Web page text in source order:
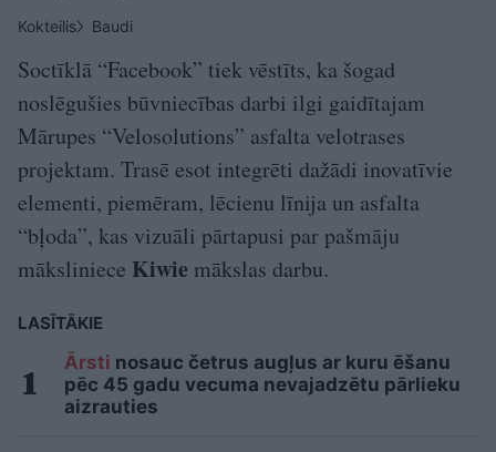
Kokteilis
Baudi
Soctīklā “Facebook” tiek vēstīts, ka šogad
noslēgušies būvniecības darbi ilgi gaidītajam
Mārupes “Velosolutions” asfalta velotrases
projektam. Trasē esot integrēti dažādi inovatīvie
elementi, piemēram, lēcienu līnija un asfalta
“bļoda”, kas vizuāli pārtapusi par pašmāju
māksliniece Kiwie mākslas darbu.
LASĪTĀKIE
Ārsti nosauc četrus augļus ar kuru ēšanu
pēc 45 gadu vecuma nevajadzētu pārlieku
aizrauties